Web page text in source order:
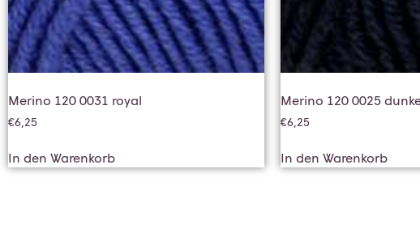
Merino 120 0031 royal
€6,25
In den Warenkorb
Merino 120 0025
€6,25
In den Warenkorb